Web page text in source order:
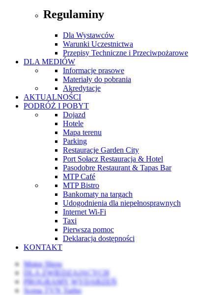
Regulaminy
Dla Wystawców
Warunki Uczestnictwa
Przepisy Techniczne i Przeciwpożarowe
DLA MEDIÓW
Informacje prasowe
Materiały do pobrania
Akredytacje
AKTUALNOŚCI
PODRÓŻ I POBYT
Dojazd
Hotele
Mapa terenu
Parking
Restauracje Garden City
Port Sołacz Restauracja & Hotel
Pasodobre Restaurant & Tapas Bar
MTP Café
MTP Bistro
Bankomaty na targach
Udogodnienia dla niepełnosprawnych
Internet Wi-Fi
Taxi
Pierwsza pomoc
Deklaracja dostępności
KONTAKT
Motor Show
DLA ZWIEDZAJĄCYCH
PROGRAMY WYDARZEŃ
Scena TVN Turbo